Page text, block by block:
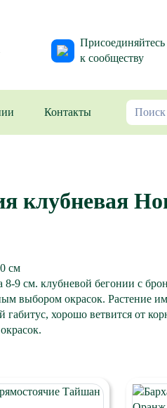
Присоединяйтесь
к сообществу
Контакты
клубневая
см
8-9 см. клубневой бегонии с
выбором окрасок. Растение
габитус, хорошо ветвится от